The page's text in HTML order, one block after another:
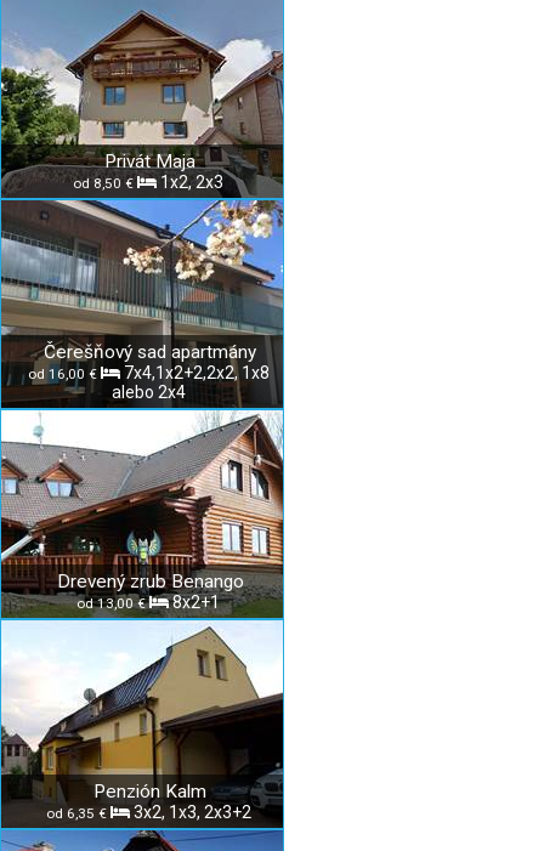
Privát Maja
od 8,50 € 1x2, 2x3
Čerešňový sad apartmány
od 16,00 €
7x4,1x2+2,2x2, 1x8
alebo 2x4
Drevený zrub Benango
od 13,00 € 8x2+1
Penzión Kalm
od 6,35 € 3x2, 1x3, 2x3+2